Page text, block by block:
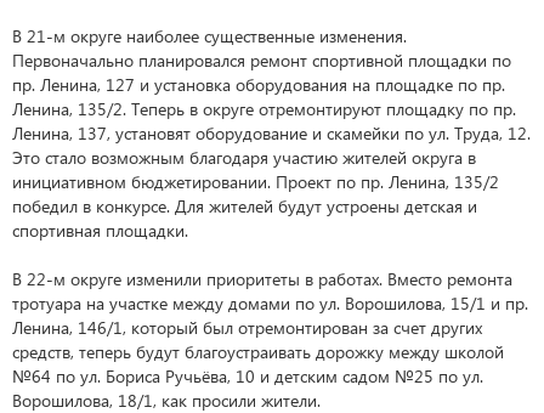
В 21-м округе наиболее существенные изменения.
Первоначально планировался ремонт спортивной площадки по
пр. Ленина, 127 и установка оборудования на площадке по пр.
Ленина, 135/2. Теперь в округе отремонтируют площадку по пр.
Ленина, 137, установят оборудование и скамейки по ул. Труда, 12.
Это стало возможным благодаря участию жителей округа в
инициативном бюджетировании. Проект по пр. Ленина, 135/2
победил в конкурсе. Для жителей будут устроены детская и
спортивная площадки.
В 22-м округе изменили приоритеты в работах. Вместо ремонта
тротуара на участке между домами по ул. Ворошилова, 15/1 и пр.
Ленина, 146/1, который был отремонтирован за счет других
средств, теперь будут благоустраивать дорожку между школой
№64 по ул. Бориса Ручьёва, 10 и детским садом №25 по ул.
Ворошилова, 18/1, как просили жители.